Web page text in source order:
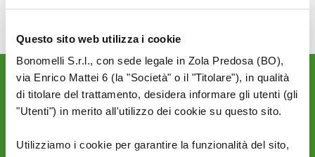
Questo sito web utilizza i cookie
Bonomelli S.r.l., con sede legale in Zola Predosa (BO),
via Enrico Mattei 6 (la "Società" o il "Titolare"), in qualità
di titolare del trattamento, desidera informare gli utenti (gli
"Utenti") in merito all'utilizzo dei cookie su questo sito.
Utilizziamo i cookie per garantire la funzionalità del sito,
Rimani aggiornato sulle
novità del mondo Cuore: